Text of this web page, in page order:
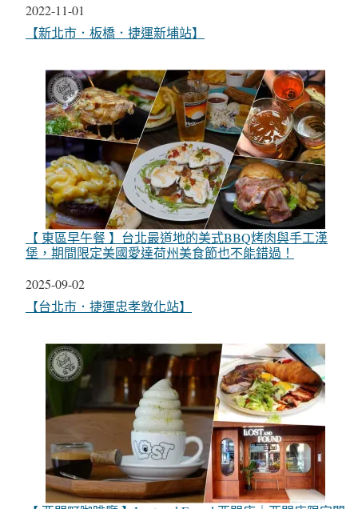
日期
2022-11-01
關於
【新北市．板橋．捷運新埔站】
【 東區早午餐 】台北最道地的美式BBQ烤肉與手工漢
堡，期間限定美國愛達荷州美食節也不能錯過！
日期
2025-09-02
關於
【台北市．捷運忠孝敦化站】